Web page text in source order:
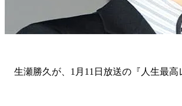
生瀬勝久が、1月11日放送の『人生最高